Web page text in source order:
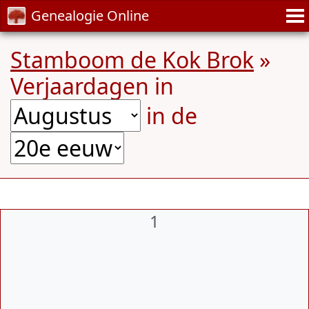
Genealogie Online
Stamboom de Kok Brok »
Verjaardagen in
in de
1